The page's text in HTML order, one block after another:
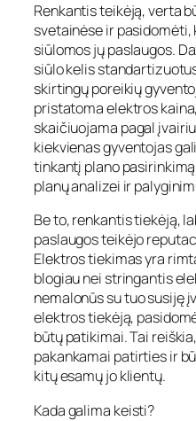
Renkantis teikėją, verta
svetainėse ir
siūlomos jų paslaugos.
siūlo kelis
skirtingų poreikių
pristatoma elektros
skaičiuojama pagal
kiekvienas gyventojas
tinkantį plano
planų analizei ir
Be to, renkantis tiekėją,
paslaugos teikėjo
Elektros tiekimas yra
blogiau nei stringantis
nemalonūs su tuo susiję
elektros tiekėją,
būtų patikimai. Tai
pakankamai patirties ir
kitų esamų jo klientų.
Kada galima keisti?